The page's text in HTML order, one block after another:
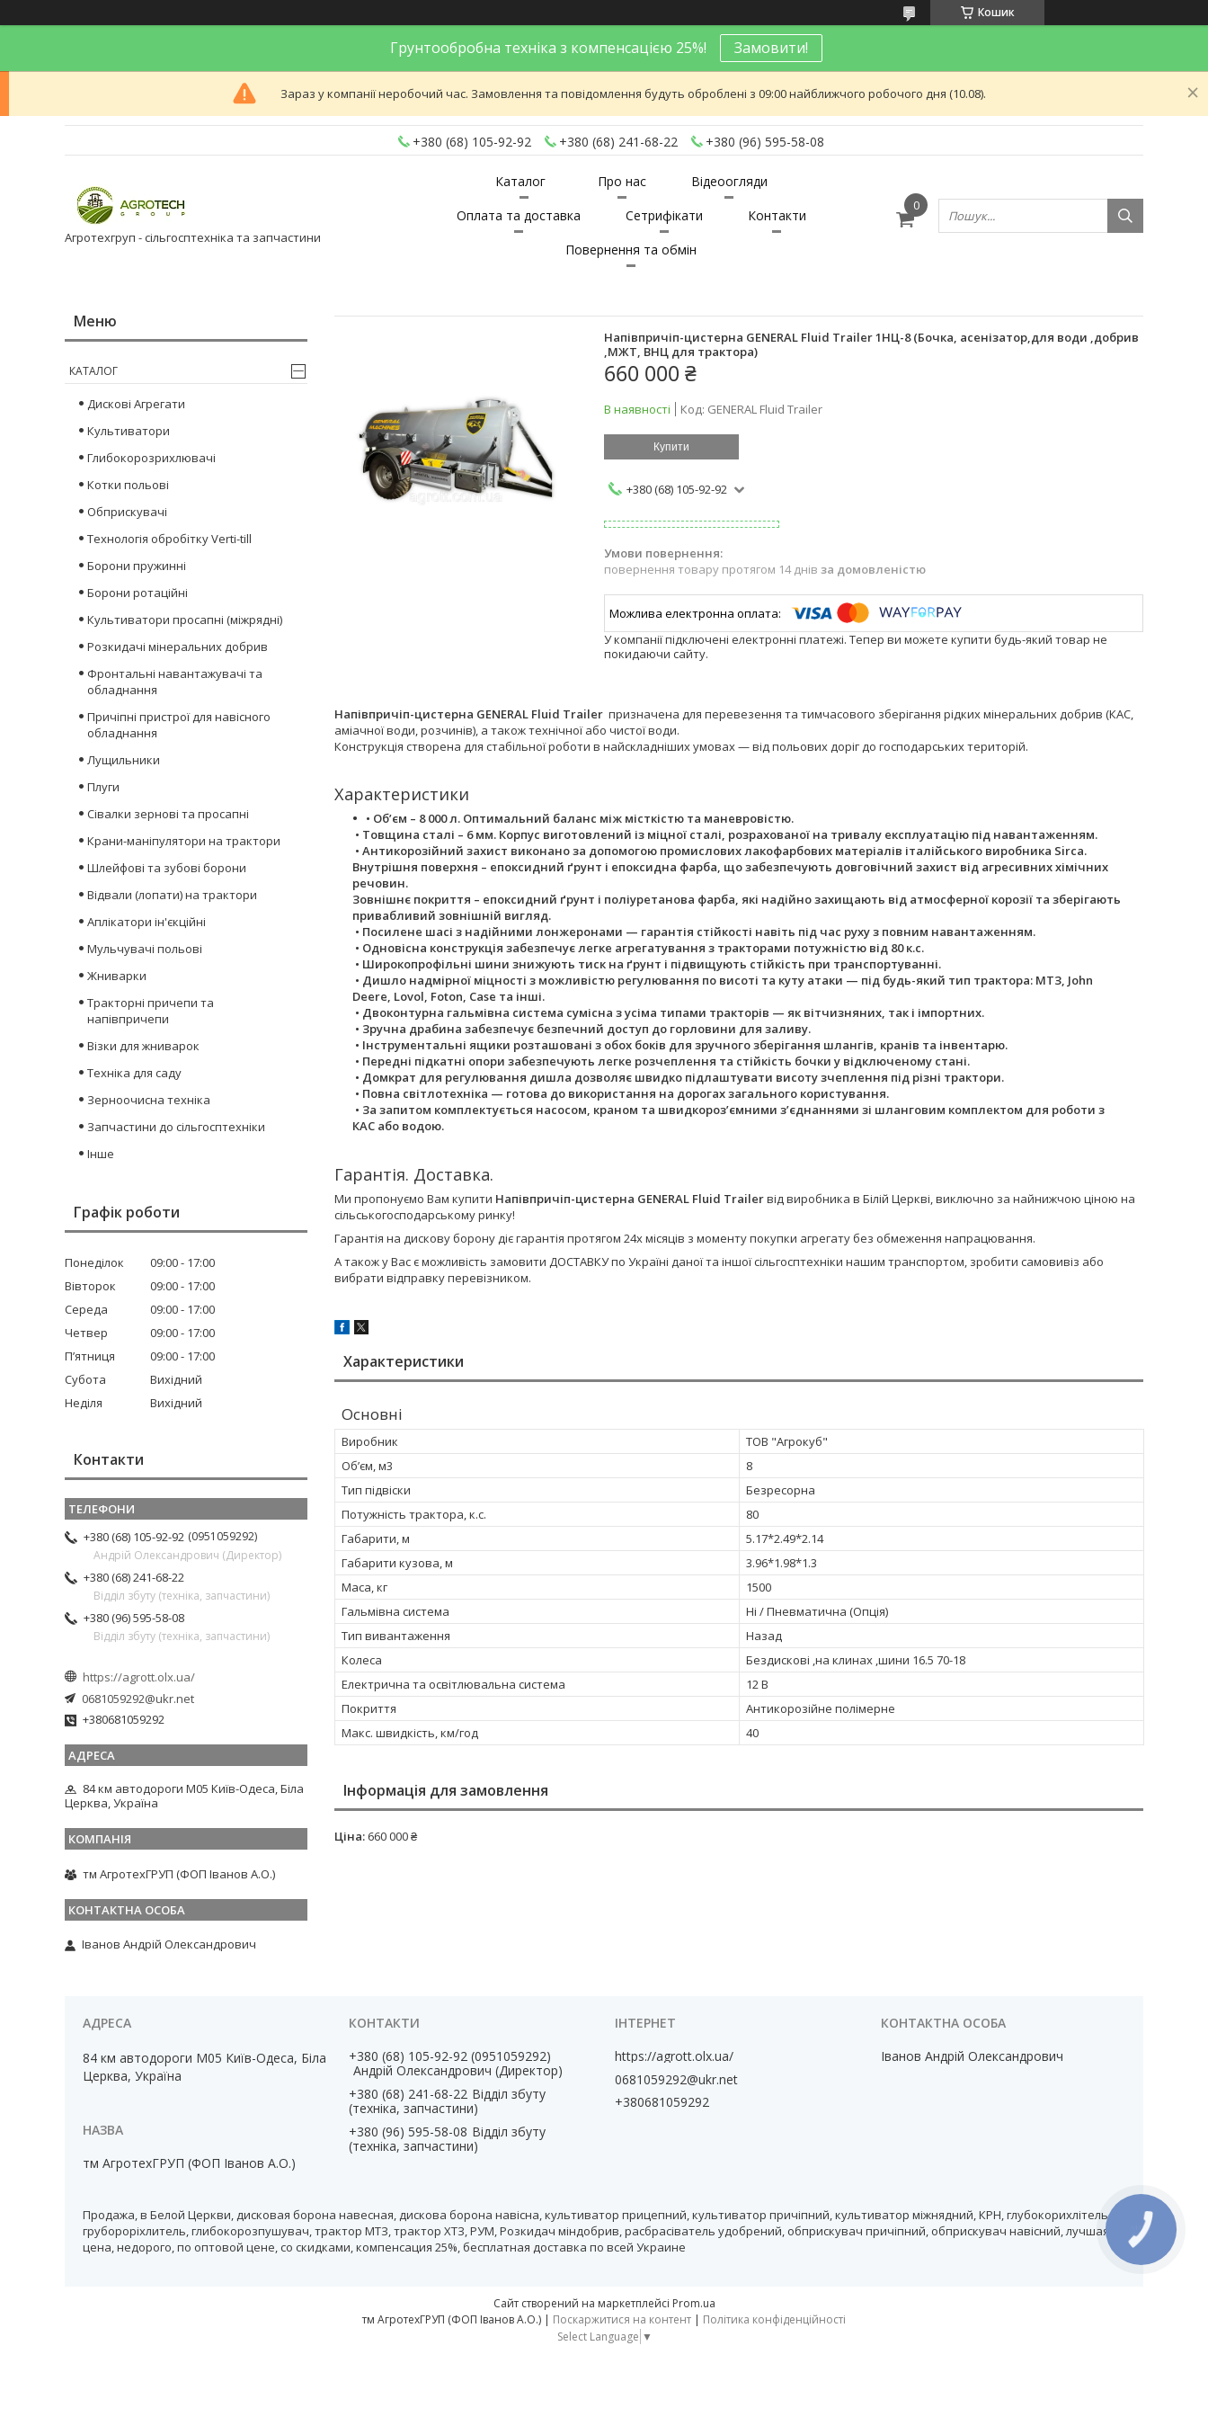
Кошик
Грунтообробна техніка з компенсацією 25%! Замовити!
Зараз у компанії неробочий час. Замовлення та повідомлення будуть оброблені з 09:00 найближчого робочого дня (10.08).
+380 (68) 105-92-92 +380 (68) 241-68-22 +380 (96) 595-58-08
Агротехгруп - сільгосптехніка та запчастини
Каталог Про нас
Відеоогляди
Оплата та доставка
Сетрифікати
Контакти
Повернення та обмін
Напівпричіп-цистерна GENERAL Fluid Trailer 1НЦ-8 (Бочка, асенізатор,для води ,добрив
,МЖТ, ВНЦ для трактора)
660 000 ₴
В наявності Код: GENERAL Fluid Trailer
Купити
+380 (68) 105-92-92
повернення товару протягом 14 днів за домовленістю
У компанії підключені електронні платежі. Тепер ви можете купити будь-який товар не
покидаючи сайту.
Напівпричіп-цистерна GENERAL Fluid Trailer призначена для перевезення та тимчасового зберігання рідких мінеральних добрив (КАС,
аміачної води, розчинів), а також технічної або чистої води.
Конструкція створена для стабільної роботи в найскладніших умовах — від польових доріг до господарських територій.
Характеристики
• Обʼєм – 8 000 л. Оптимальний баланс між місткістю та маневровістю.
• Товщина сталі – 6 мм. Корпус виготовлений із міцної сталі, розрахованої на тривалу експлуатацію під навантаженням.
• Антикорозійний захист виконано за допомогою промислових лакофарбових матеріалів італійського виробника Sirca.
Внутрішня поверхня – епоксидний ґрунт і епоксидна фарба, що забезпечують довговічний захист від агресивних хімічних
речовин.
Зовнішнє покриття – епоксидний ґрунт і поліуретанова фарба, які надійно захищають від атмосферної корозії та зберігають
привабливий зовнішній вигляд.
• Посилене шасі з надійними лонжеронами — гарантія стійкості навіть під час руху з повним навантаженням.
• Одновісна конструкція забезпечує легке агрегатування з тракторами потужністю від 80 к.с.
• Широкопрофільні шини знижують тиск на ґрунт і підвищують стійкість при транспортуванні.
• Дишло надмірної міцності з можливістю регулювання по висоті та куту атаки — під будь-який тип трактора: МТЗ, John
Deere, Lovol, Foton, Case та інші.
• Двоконтурна гальмівна система сумісна з усіма типами тракторів — як вітчизняних, так і імпортних.
• Зручна драбина забезпечує безпечний доступ до горловини для заливу.
• Інструментальні ящики розташовані з обох боків для зручного зберігання шлангів, кранів та інвентарю.
• Передні підкатні опори забезпечують легке розчеплення та стійкість бочки у відключеному стані.
• Домкрат для регулювання дишла дозволяє швидко підлаштувати висоту зчеплення під різні трактори.
• Повна світлотехніка — готова до використання на дорогах загального користування.
• За запитом комплектується насосом, краном та швидкороз’ємними з’єднаннями зі шланговим комплектом для роботи з
КАС або водою.
Гарантія. Доставка.
Ми пропонуємо Вам купити Напівпричіп-цистерна GENERAL Fluid Trailerвід виробника в Білій Церкві, виключно за найнижчою ціною на
сільськогосподарському ринку!
Гарантія на дискову борону діє гарантія протягом 24х місяців з моменту покупки агрегату без обмеження напрацювання.
А також у Вас є можливість замовити ДОСТАВКУ по Україні даної та іншої сільгосптехніки нашим транспортом, зробити самовивіз або
вибрати відправку перевізником.
Характеристики
Основні
Виробник
ТОВ "Агрокуб"
Об’єм, м3
8
Тип підвіски
Безресорна
Потужність трактора, к.с.
80
Габарити, м
5.17*2.49*2.14
Габарити кузова, м
3.96*1.98*1.3
Маса, кг
1500
Гальмівна система
Ні / Пневматична (Опція)
Тип вивантаження
Назад
Колеса
Бездискові ,на клинах ,шини 16.5 70-18
Електрична та освітлювальна система
12 В
Покриття
Антикорозійне полімерне
Макс. швидкість, км/год
40
Інформація для замовлення
Ціна: 660 000 ₴
КАТАЛОГ
Дискові Агрегати
Культиватори
Глибокорозрихлювачі
Котки польові
Обприскувачі
Технологія обробітку Verti-till
Борони пружинні
Борони ротаційні
Культиватори просапні (міжрядні)
Розкидачі мінеральних добрив
Фронтальні навантажувачі та
обладнання
Причіпні пристрої для навісного
обладнання
Лущильники
Плуги
Сівалки зернові та просапні
Крани-маніпулятори на трактори
Шлейфові та зубові борони
Відвали (лопати) на трактори
Аплікатори ін'єкційні
Мульчувачі польові
Жниварки
Тракторні причепи та
напівпричепи
Візки для жниварок
Техніка для саду
Зерноочисна техніка
Запчастини до сільгосптехніки
Інше
Графік роботи
Понеділок 09:00
17:00
Вівторок
09:00
17:00
Середа
09:00
17:00
Четвер
09:00
17:00
Пʼятниця
09:00
17:00
Субота
Вихідний
Неділя
Вихідний
Контакти
+380 (68) 105-92-92 0951059292
Андрій Олександрович (Директор)
+380 (68) 241-68-22
Відділ збуту (техніка, запчастини)
+380 (96) 595-58-08
Відділ збуту (техніка, запчастини)
https://agrott.olx.ua/
0681059292@ukr.net
+380681059292
84 км автодороги М05 Київ-Одеса, Біла
Церква, Україна
тм АгротехГРУП (ФОП Іванов А.О.)
Іванов Андрій Олександрович
84 км автодороги М05 Київ-Одеса, Біла
Церква, Україна
тм АгротехГРУП (ФОП Іванов А.О.)
+380 (68) 105-92-92 0951059292
Андрій Олександрович (Директор)
+380 (68) 241-68-22 Відділ збуту
(техніка, запчастини)
+380 (96) 595-58-08 Відділ збуту
(техніка, запчастини)
https://agrott.olx.ua/
0681059292@ukr.net
+380681059292
Іванов Андрій Олександрович
Продажа, в Белой Церкви, дисковая борона навесная, дискова борона навісна, культиватор прицепний, культиватор причіпний, культиватор міжнядний, КРН, глубокорихлітель,
грубороріхлитель, глибокорозпушувач, трактор МТЗ, трактор ХТЗ, РУМ, Розкидач міндобрив, расбрасіватель удобрений, обприскувач причіпний, обприскувач навісний, лучшая
цена, недорого, по оптовой цене, со скидками, компенсация 25%, бесплатная доставка по всей Украине
Сайт створений на маркетплейсі Prom.ua
тм АгротехГРУП (ФОП Іванов А.О.) | Поскаржитися на контент | Політика конфіденційності
Select Language ▼
КНОПКА
ЗВ'ЯЗКУ